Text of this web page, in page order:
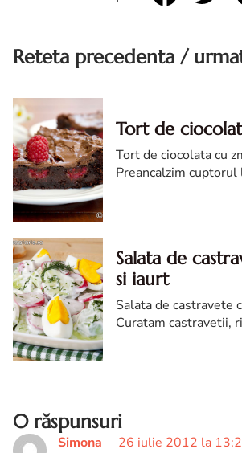
Reteta precedenta /
Tort de
Tort de ciocolata cu
Preancalzim cuptorul
Salata de
si iaurt
Salata de castravete
Curatam castravetii,
0 răspunsuri
Simona 26 iulie 2012 la